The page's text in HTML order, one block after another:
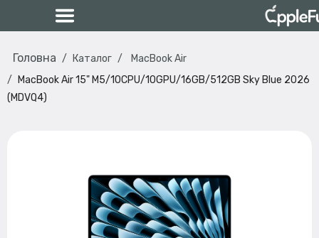
Головна Каталог
MacBook Air
MacBook Air 15" M5/10CPU/10GPU/16GB/512GB Sky Blue 2026
(MDVQ4)